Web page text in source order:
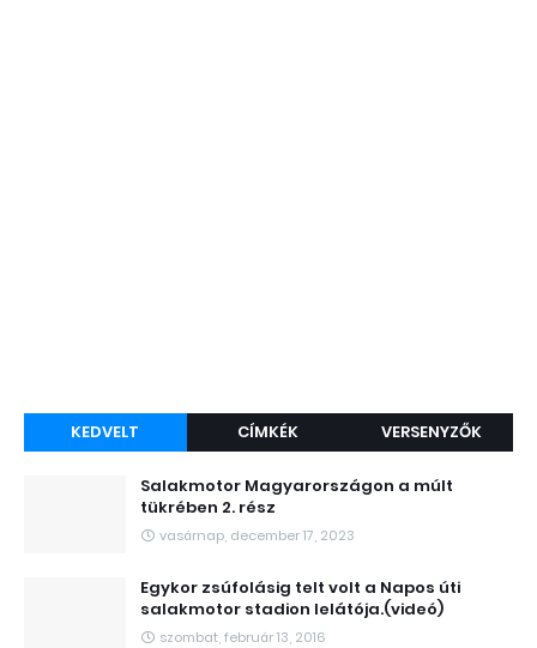
KEDVELT CÍMKÉK VERSENYZŐK
Salakmotor Magyarországon a múlt
tükrében 2. rész
vasárnap, december 17, 2023
Egykor zsúfolásig telt volt a Napos úti
salakmotor stadion lelátója.(videó)
szombat, február 13, 2016